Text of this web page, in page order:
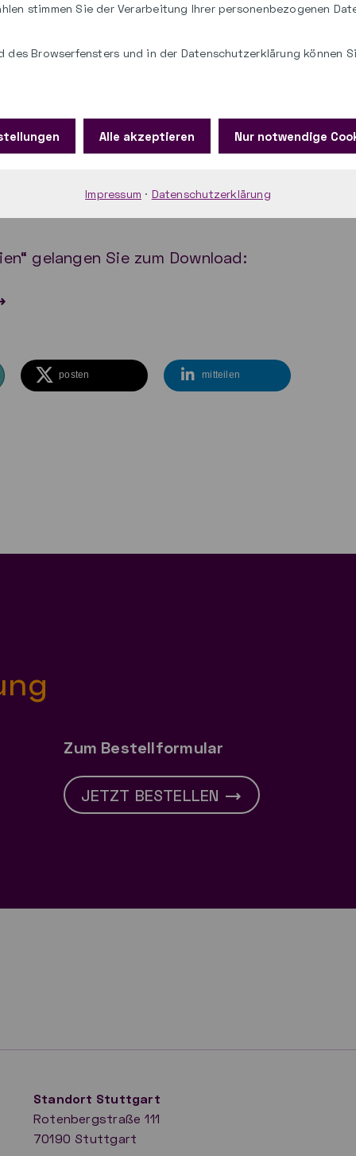
stimmen Sie der Verarbeitung Ihrer personenbezogenen
des Browserfensters und in der Datenschutzerklärung können
Alle akzeptieren Nur notwendige
Impressum · Datenschutzerklärung
wird.
um den paed.ML®-Hub zu
paed.ML®-Installation zu
How-to-Anleitung beschrieben.
Sie zur Anleitung:
Proxy für Serverdienste
gelangen Sie zum Download:
posten mitteilen
Zum Bestellformular
JETZT BESTELLEN
Standort Stuttgart
Rotenbergstraße 111
70190 Stuttgart